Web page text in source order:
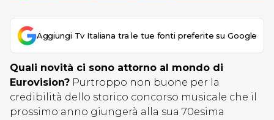
Aggiungi Tv Italiana tra le tue fonti preferite su Google
Quali novità ci sono attorno al mondo di
Eurovision? Purtroppo non buone per la
credibilità dello storico concorso musicale che il
prossimo anno giungerà alla sua 70esima